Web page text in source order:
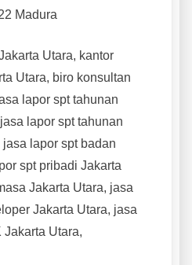
Madura
Utara, kantor
Utara, biro konsultan
lapor spt tahunan
lapor spt tahunan
lapor spt badan
spt pribadi Jakarta
Jakarta Utara, jasa
Jakarta Utara, jasa
Utara,